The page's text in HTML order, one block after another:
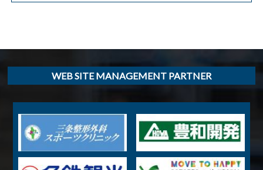
WEB SITE MANAGEMENT PARTNER